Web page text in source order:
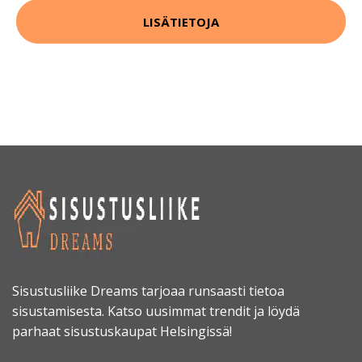
LISÄTIETOJA
Sisustusliike Dreams tarjoaa runsaasti tietoa
sisustamisesta. Katso uusimmat trendit ja löydä
parhaat sisustuskaupat Helsingissä!